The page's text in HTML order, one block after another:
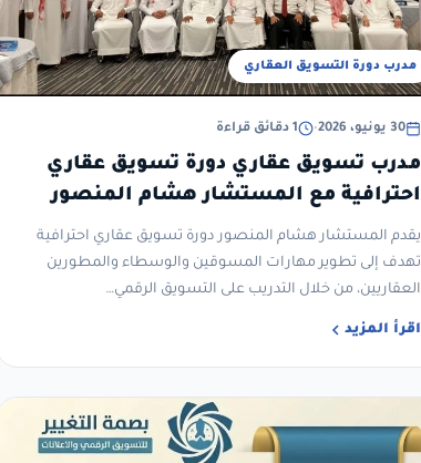
مدرب دورة التسويق العقاري
30 يونيو، 2026 • 1 دقائق قراءة
مدرب تسويق عقاري دورة تسويق عقاري
احترافية مع المستشار هشام المنصور
يقدم المستشار هشام المنصور دورة تسويق عقاري احترافية
تهدف إلى تطوير مهارات المسوقين والوسطاء والمطورين
العقاريين، من خلال التدريب على التسويق الرقمي…
اقرأ المزيد